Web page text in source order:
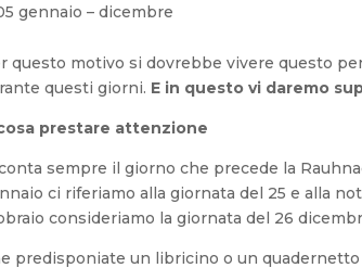
gennaio – dicembre
questo motivo si dovrebbe vivere questo
questi giorni. E in questo vi daremo
prestare attenzione
sempre il giorno che precede la
ci riferiamo alla giornata del 25 e alla
consideriamo la giornata del 26
predisponiate un libricino o un